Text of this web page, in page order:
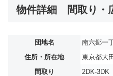
物件詳細 間取り・
団地名
南六郷一
住所・所在地
東京都大
間取り
2DK-3DK